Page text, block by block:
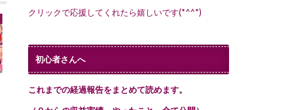
クリックで応援してくれたら嬉しいです(*^^*)
初心者さんへ
これまでの経過報告をまとめて読めます。